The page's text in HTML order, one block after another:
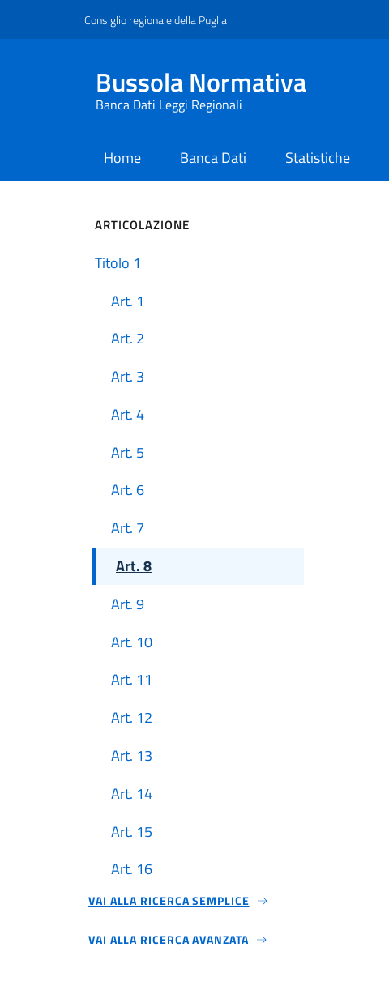
Consiglio regionale della Puglia
Bussola Normativa
Banca Dati Leggi Regionali
Home
current Banca Dati Statistiche
ARTICOLAZIONE
Titolo 1
Art. 1
Art. 2
Art. 3
Art. 4
Art. 5
Art. 6
Art. 7
Art. 8
Art. 9
Art. 10
Art. 11
Art. 12
Art. 13
Art. 14
Art. 15
Art. 16
Art. 17
Art. 18
VAI ALLA RICERCA SEMPLICE
VAI ALLA RICERCA AVANZATA